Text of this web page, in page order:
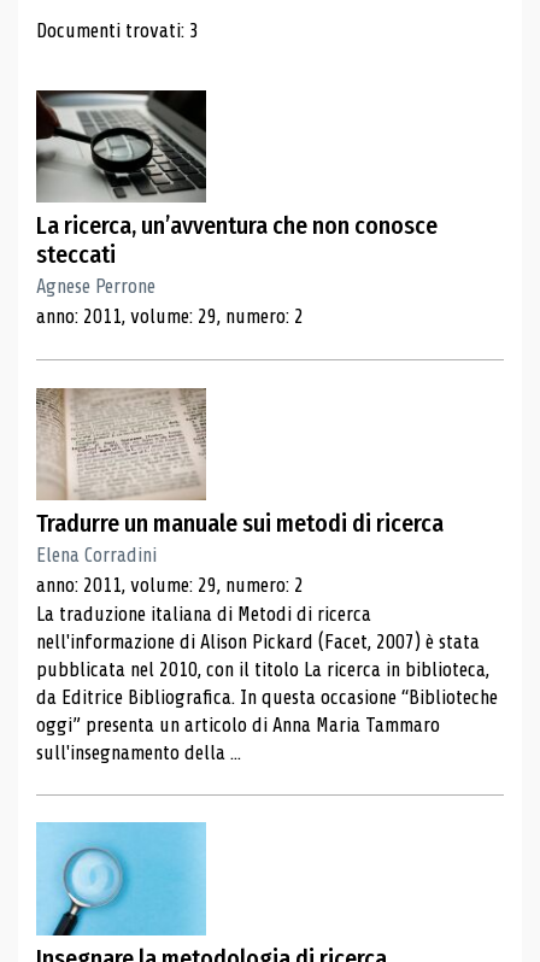
Risultati di ricerca
Documenti trovati: 3
La ricerca, un’avventura che non conosce
steccati
Agnese Perrone
anno: 2011, volume: 29, numero: 2
Tradurre un manuale sui metodi di ricerca
Elena Corradini
anno: 2011, volume: 29, numero: 2
La traduzione italiana di Metodi di ricerca
nell'informazione di Alison Pickard (Facet, 2007) è stata
pubblicata nel 2010, con il titolo La ricerca in biblioteca,
da Editrice Bibliografica. In questa occasione “Biblioteche
oggi” presenta un articolo di Anna Maria Tammaro
sull'insegnamento della ...